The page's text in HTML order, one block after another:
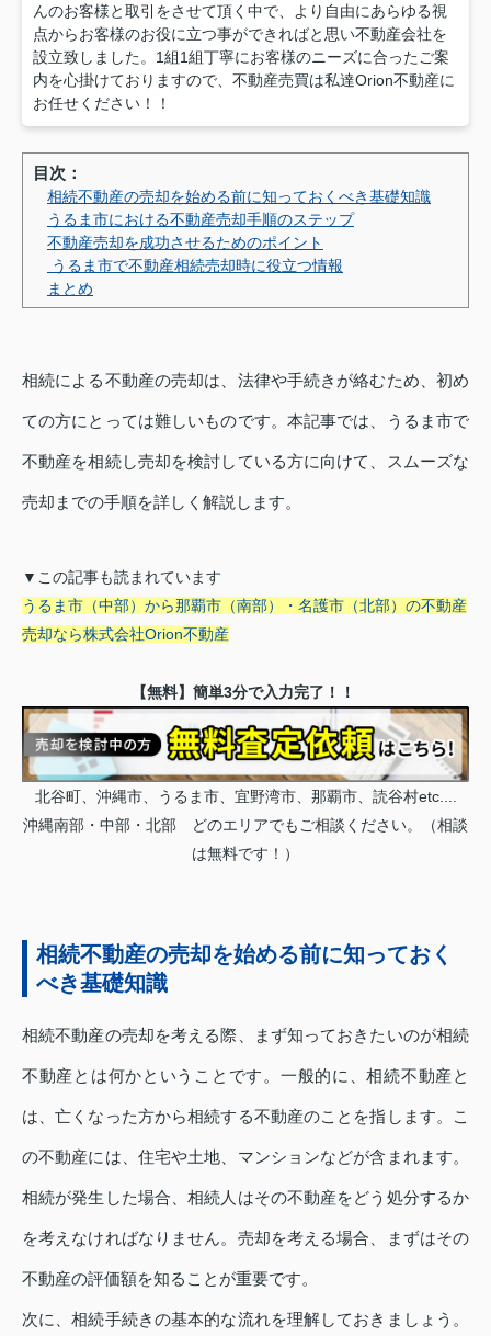
んのお客様と取引をさせて頂く中で、より自由にあらゆる視
点からお客様のお役に立つ事ができればと思い不動産会社を
設立致しました。1組1組丁寧にお客様のニーズに合ったご案
内を心掛けておりますので、不動産売買は私達Orion不動産に
お任せください！！
目次：
相続不動産の売却を始める前に知っておくべき基礎知識
うるま市における不動産売却手順のステップ
不動産売却を成功させるためのポイント
うるま市で不動産相続売却時に役立つ情報
まとめ
相続による不動産の売却は、法律や手続きが絡むため、初め
ての方にとっては難しいものです。本記事では、うるま市で
不動産を相続し売却を検討している方に向けて、スムーズな
売却までの手順を詳しく解説します。
▼この記事も読まれています
うるま市（中部）から那覇市（南部）・名護市（北部）の不動産
売却なら株式会社Orion不動産
【無料】簡単3分で入力完了！！
北谷町、沖縄市、うるま市、宜野湾市、那覇市、読谷村etc....
沖縄南部・中部・北部 どのエリアでもご相談ください。（相談
は無料です！）
相続不動産の売却を始める前に知っておく
べき基礎知識
相続不動産の売却を考える際、まず知っておきたいのが相続
不動産とは何かということです。一般的に、相続不動産と
は、亡くなった方から相続する不動産のことを指します。こ
の不動産には、住宅や土地、マンションなどが含まれます。
相続が発生した場合、相続人はその不動産をどう処分するか
を考えなければなりません。売却を考える場合、まずはその
不動産の評価額を知ることが重要です。
次に、相続手続きの基本的な流れを理解しておきましょう。